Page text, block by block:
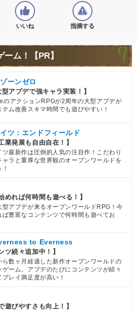
いいね 指摘する
ム！【PR】
ーンゼロ
型アプデで強キャラ実装！】
のアクションRPGが2周年の大型アプデが
テム改善スキマ時間でも遊びやすい！
ツ：エンドフィールド
業発展も自由自在！】
ツ最新作は圧倒的人気の注目作！こだわり
ャラと重厚な世界観のオープンワールドを
めれば何時間も遊べる！】
型アプデが来るオープンワールドRPG！今
ば豊富なコンテンツで何時間も遊べてお
to Everness
ツ続々追加中！】
ら数ヶ月経過した新作オープンワールドの
ゲーム。アプデのたびにコンテンツが続々
レイ満足度が高い！
遊びやすさも向上！】